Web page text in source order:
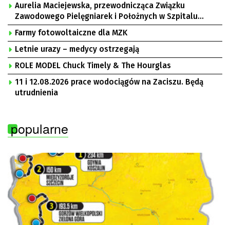
Aurelia Maciejewska, przewodnicząca Związku
Zawodowego Pielęgniarek i Położnych w Szpitalu
Uniwersyteckim w Zielonej Górze, Bogusław
Motowidełko, przewodniczący Zarządu Regionu NSZZ
„Solidarność” Zielona Góra
Farmy fotowoltaiczne dla MZK
Letnie urazy – medycy ostrzegają
ROLE MODEL Chuck Timely & The Hourglas
11 i 12.08.2026 prace wodociągów na Zaciszu. Będą
utrudnienia
popularne